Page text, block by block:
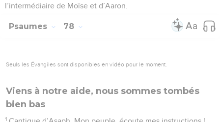
les humbles de la terre. – Pause.
La fureur de l’homme te célèbre, tu t’attaches ceux qui
échappent à ta colère.
Dieu terrible !
de la terre.